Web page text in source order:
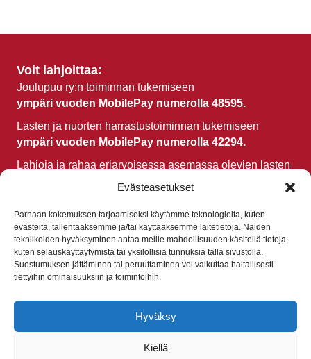
Evästeasetukset
Parhaan kokemuksen tarjoamiseksi käytämme teknologioita, kuten
evästeitä, tallentaaksemme ja/tai käyttääksemme laitetietoja. Näiden
tekniikoiden hyväksyminen antaa meille mahdollisuuden käsitellä tietoja,
kuten selauskäyttäytymistä tai yksilöllisiä tunnuksia tällä sivustolla.
Suostumuksen jättäminen tai peruuttaminen voi vaikuttaa haitallisesti
tiettyihin ominaisuuksiin ja toimintoihin.
Hyväksy
Kiellä
Voit lahjoittaa:
Joulupuu ry:n toiminnan tukemiseen
ympäri vuoden MobilePay numerolla 48595.
Lasten ja nuorten harrastustoiminnan tukemiseen
ympäri vuoden MobilePay numerolla 42294.
Lahjoja ja rahaa eriarvoisessa asemassa olevien lasten
ja nuorten hyväksi voit lahjoittaa eJoulupuun kautta
paikkakuntakohtaiset lahjoitusohjeet löydättäältä.
Haluan auttaa
Keräyslupa RA/2020/639 yhteistyössä Kirkkopalvelut
ry:n kanssa.